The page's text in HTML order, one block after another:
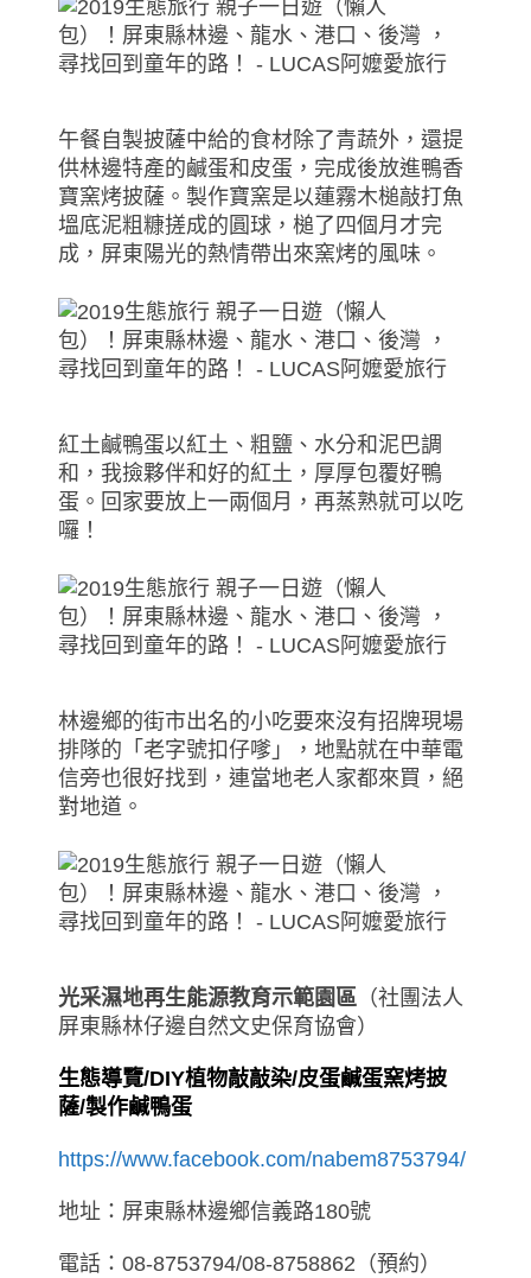
午餐自製披薩中給的食材除了青蔬外，還提
供林邊特產的鹹蛋和皮蛋，完成後放進鴨香
寶窯烤披薩。製作寶窯是以蓮霧木槌敲打魚
塭底泥粗糠搓成的圓球，槌了四個月才完
成，屏東陽光的熱情帶出來窯烤的風味。
紅土鹹鴨蛋以紅土、粗鹽、水分和泥巴調
和，我撿夥伴和好的紅土，厚厚包覆好鴨
蛋。回家要放上一兩個月，再蒸熟就可以吃
囉！
林邊鄉的街市出名的小吃要來沒有招牌現場
排隊的「老字號扣仔嗲」，地點就在中華電
信旁也很好找到，連當地老人家都來買，絕
對地道。
光采濕地再生能源教育示範園區 （社團法人
屏東縣林仔邊自然文史保育協會）
生態導覽/DIY植物敲敲染/皮蛋鹹蛋窯烤披
薩/製作鹹鴨蛋
https://www.facebook.com/nabem8753794/
地址：屏東縣林邊鄉信義路180號
電話：08-8753794/08-8758862（預約）